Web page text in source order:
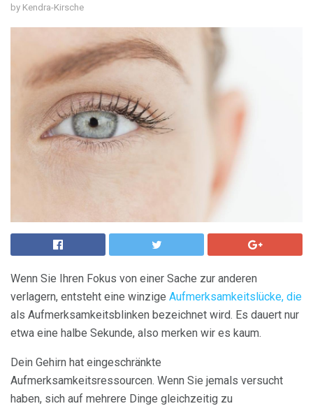
by Kendra-Kirsche
Wenn Sie Ihren Fokus von einer Sache zur anderen
verlagern, entsteht eine winzige Aufmerksamkeitslücke, die
als Aufmerksamkeitsblinken bezeichnet wird. Es dauert nur
etwa eine halbe Sekunde, also merken wir es kaum.
Dein Gehirn hat eingeschränkte
Aufmerksamkeitsressourcen. Wenn Sie jemals versucht
haben, sich auf mehrere Dinge gleichzeitig zu